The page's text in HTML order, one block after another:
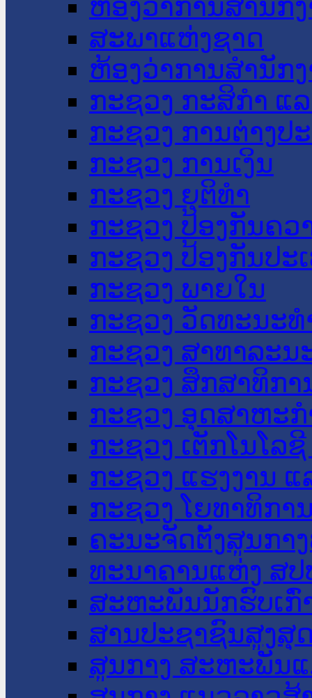
ຫ້ອງວ່າການສໍານັກ
ສະພາແຫ່ງຊາດ
ຫ້ອງວ່າການສຳນັກ
ກະຊວງ ກະສິກຳ ແ
ກະຊວງ ການຕ່າງປ
ກະຊວງ ການເງິນ
ກະຊວງ ຍຸຕິທໍາ
ກະຊວງ ປ້ອງກັນຄວ
ກະຊວງ ປ້ອງກັນປະ
ກະຊວງ ພາຍໃນ
ກະຊວງ ວັດທະນະ
ກະຊວງ ສາທາລະນ
ກະຊວງ ສຶກສາທິກາ
ກະຊວງ ອຸດສາຫະ
ກະຊວງ ເຕັກໂນໂລ
ກະຊວງ ແຮງງານ
ກະຊວງ ໂຍທາທິກາ
ຄະນະຈັດຕັ້ງສູນກາ
ທະນາຄານແຫ່ງ ສປ
ສະຫະພັນນັກຮົບເກົ່
ສານປະຊາຊົນສູງສຸ
ສູນກາງ ສະຫະພັນ